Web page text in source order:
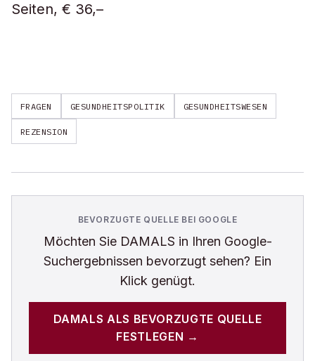
Seiten, € 36,–
FRAGEN GESUNDHEITSPOLITIK GESUNDHEITSWESEN
REZENSION
BEVORZUGTE QUELLE BEI GOOGLE
Möchten Sie DAMALS in Ihren Google-
Suchergebnissen bevorzugt sehen? Ein
Klick genügt.
DAMALS ALS BEVORZUGTE QUELLE
FESTLEGEN →